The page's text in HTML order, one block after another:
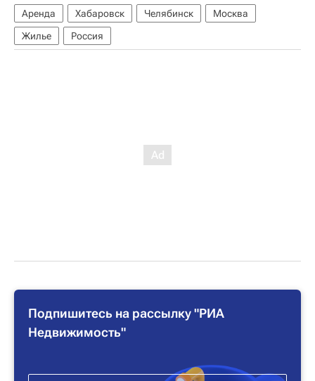
Аренда Хабаровск Челябинск
Москва
Жилье
Россия
Подпишитесь на рассылку "РИА
Недвижимость"